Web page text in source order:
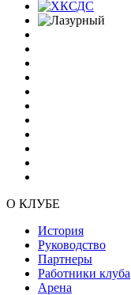
О КЛУБЕ
История
Руководство
Партнеры
Работники клуба
Арена